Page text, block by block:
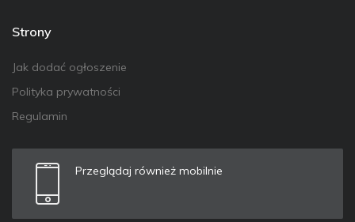
Strony
Jak dodać ogłoszenie
Polityka prywatności
Regulamin
Przeglądaj również mobilnie